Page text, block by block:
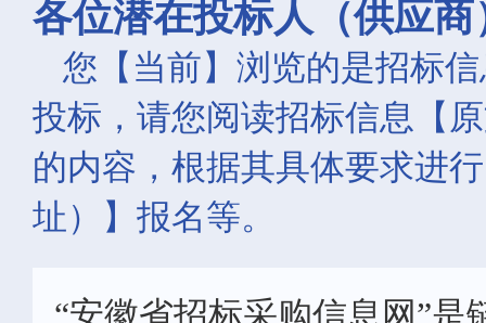
各位潜在投标人（供应商
您【当前】浏览的是招标
投标，请您阅读招标信息【
的内容，根据其具体要求进
址）】报名等。
“安徽省招标采购信息网”